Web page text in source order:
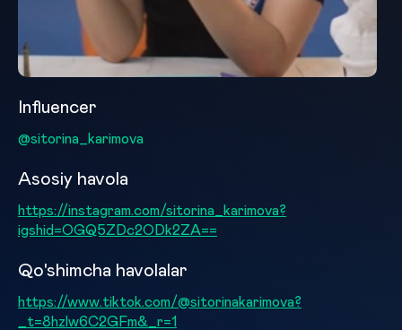
Influencer
@sitorina_karimova
Asosiy havola
https://instagram.com/sitorina_karimova?
igshid=OGQ5ZDc2ODk2ZA==
Qo'shimcha havolalar
https://www.tiktok.com/@sitorinakarimova?
_t=8hzlw6C2GFm&_r=1